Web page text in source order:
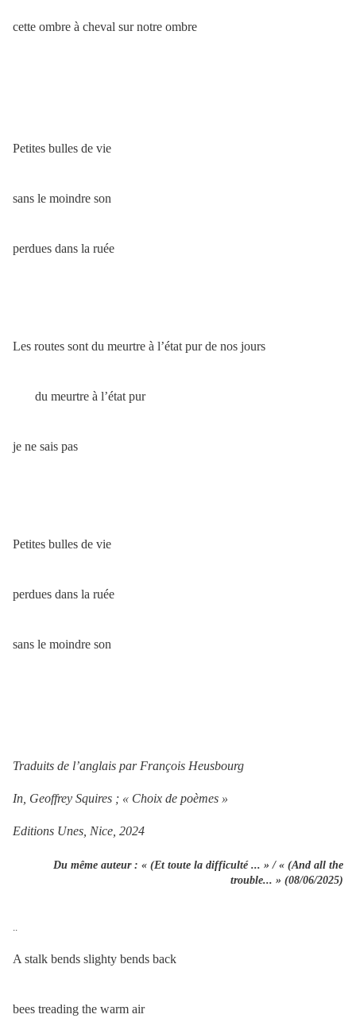
cette ombre à cheval sur notre ombre
Petites bulles de vie
sans le moindre son
perdues dans la ruée
Les routes sont du meurtre à l’état pur de nos jours
du meurtre à l’état pur
je ne sais pas
Petites bulles de vie
perdues dans la ruée
sans le moindre son
Traduits de l’anglais par François Heusbourg
In, Geoffrey Squires ; « Choix de poèmes »
Editions Unes, Nice, 2024
Du même auteur : « (Et toute la difficulté ... » / « (And all the
trouble... » (08/06/2025)
..
A stalk bends slighty bends back
bees treading the warm air